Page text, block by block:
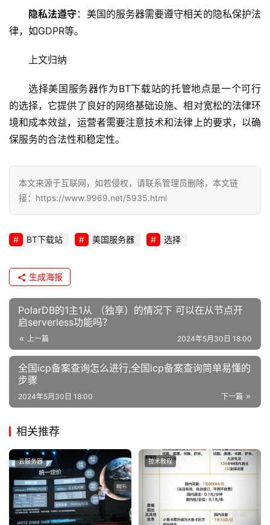
全
u
x
运
维
隐私法遵守：美国的服务器需要遵守相关的隐私保护法
律，如GDPR等。
上文归纳
选择美国服务器作为BT下载站的托管地点是一个可行
的选择，它提供了良好的网络基础设施、相对宽松的法律环
境和成本效益，运营者需要注意技术和法律上的要求，以确
保服务的合法性和稳定性。
本文来源于互联网，如若侵权，请联系管理员删除，本文链
接：https://www.9969.net/5935.html
BT下载站 美国服务器 选择
生成海报
PolarDB的1主1从 （独享）的情况下 可以在从节点开
启serverless功能吗？
上一篇 2024年5月30日 18:00
全国icp备案查询怎么进行,全国icp备案查询简单易懂的
步骤
下一篇
2024年5月30日 18:00
相关推荐
云服务器 技术教程